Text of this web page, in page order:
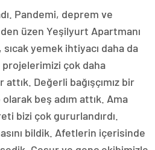
Pandemi, deprem ve
üzen Yeşilyurt Apartmanı
sıcak yemek ihtiyacı daha da
çok daha
Değerli bağışçımız bir
beş adım attık. Ama
bizi çok gururlandırdı.
bildik. Afetlerin içerisinde